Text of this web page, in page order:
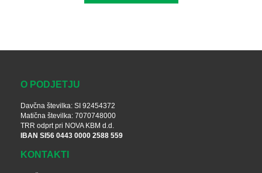
O PODJETJU
Davčna številka: SI 92454372
Matična številka: 7070748000
TRR odprt pri NOVA KBM d.d.
IBAN SI56 0443 0000 2588 559
KONTAKTI